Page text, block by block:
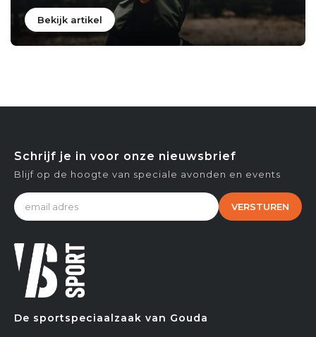
Bekijk artikel
De sportspeciaalzaak van Gouda
Schrijf je in voor onze nieuwsbrief
Blijf op de hoogte van speciale avonden en events
VERSTUREN